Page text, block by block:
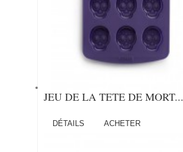
JEU DE LA TETE DE MORT...
DÉTAILS ACHETER